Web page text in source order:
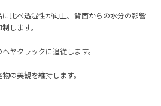
比べ透湿性が向上。背面からの水分の影響
します。
ヤクラックに追従します。
の美観を維持します。